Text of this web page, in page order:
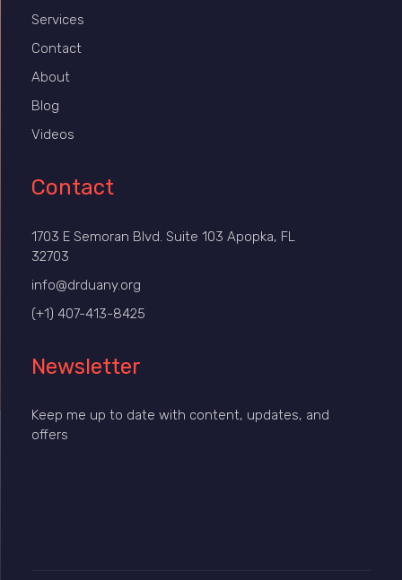
Services
Contact
About
Blog
Videos
Contact
1703 E Semoran Blvd. Suite 103 Apopka, FL
32703
info@drduany.org
(+1) 407-413-8425
Newsletter
Keep me up to date with content, updates, and
offers